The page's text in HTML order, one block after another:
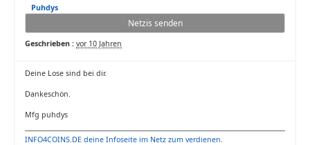
Puhdys
Netzis senden
Geschrieben : vor 10 Jahren
Deine Lose sind bei dir.
Dankeschön.
Mfg puhdys
INFO4COINS.DE deine Infoseite im Netz zum verdienen.